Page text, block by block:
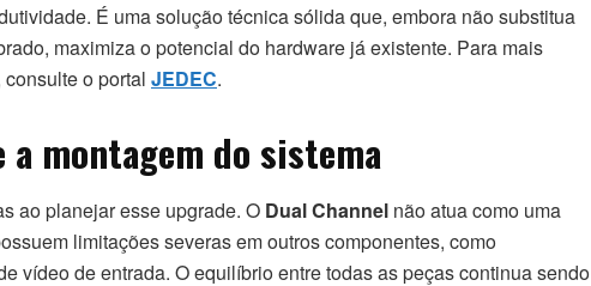
É uma solução técnica sólida que, embora não substitua
maximiza o potencial do hardware já existente. Para mais
o portal JEDEC.
a montagem do sistema
ao planejar esse upgrade. O Dual Channel não atua como uma
limitações severas em outros componentes, como
vídeo de entrada. O equilíbrio entre todas as peças continua sendo